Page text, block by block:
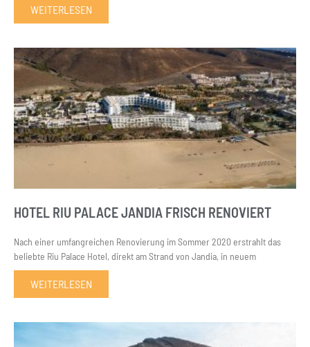
WEITERLESEN
HOTEL RIU PALACE JANDIA FRISCH RENOVIERT
Nach einer umfangreichen Renovierung im Sommer 2020 erstrahlt das
beliebte Riu Palace Hotel, direkt am Strand von Jandia, in neuem
WEITERLESEN